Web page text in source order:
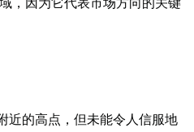
近的高点，但未能令人信服地